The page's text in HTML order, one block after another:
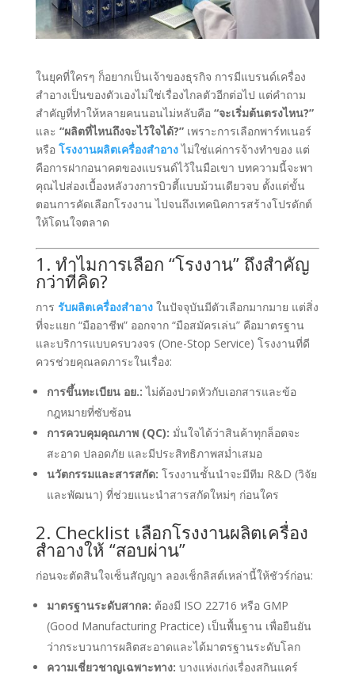
ในยุคที่ใครๆ ก็อยากเป็นเจ้าของธุรกิจ การมีแบรนด์เครื่อง
สำอางเป็นของตัวเองไม่ใช่เรื่องไกลตัวอีกต่อไป แต่คำถาม
สำคัญที่ทำให้หลายคนนอนไม่หลับคือ “จะเริ่มต้นตรงไหน?”
และ “ผลิตที่ไหนถึงจะไว้ใจได้?”เพราะการเลือกพาร์ทเนอร์
หรือ โรงงานผลิตเครื่องสำอางไม่ใช่แค่การจ้างทำของ แต่
คือการฝากอนาคตของแบรนด์ไว้ในมือเขา บทความนี้จะพา
คุณไปส่องเบื้องหลังวงการบิวตี้แบบม้วนเดียวจบ ตั้งแต่ขั้น
ตอนการคัดเลือกโรงงาน ไปจนถึงเทคนิคการสร้างโปรดักต์
ให้โดนใจตลาด
1. ทำไมการเลือก “โรงงาน” ถึงสำคัญ
กว่าที่คิด?
การ รับผลิตเครื่องสำอางในปัจจุบันมีตัวเลือกมากมาย แต่สิ่ง
ที่จะแยก “มืออาชีพ” ออกจาก “มือสมัครเล่น” คือมาตรฐาน
และบริการแบบครบวงจร (One-Stop Service) โรงงานที่ดี
ควรช่วยคุณลดภาระในเรื่อง:
การขึ้นทะเบียน อย.: ไม่ต้องปวดหัวกับเอกสารและข้อ
กฎหมายที่ซับซ้อน
การควบคุมคุณภาพ (QC): มั่นใจได้ว่าสินค้าทุกล็อตจะ
สะอาด ปลอดภัย และมีประสิทธิภาพสม่ำเสมอ
นวัตกรรมและสารสกัด: โรงงานชั้นนำจะมีทีม R&D (วิจัย
และพัฒนา) ที่ช่วยแนะนำสารสกัดใหม่ๆ ก่อนใคร
2. Checklist เลือกโรงงานผลิตเครื่อง
สำอางให้ “สอบผ่าน”
ก่อนจะตัดสินใจเซ็นสัญญา ลองเช็กลิสต์เหล่านี้ให้ชัวร์ก่อน:
มาตรฐานระดับสากล: ต้องมี ISO 22716 หรือ GMP
(Good Manufacturing Practice) เป็นพื้นฐาน เพื่อยืนยัน
ว่ากระบวนการผลิตสะอาดและได้มาตรฐานระดับโลก
ความเชี่ยวชาญเฉพาะทาง: บางแห่งเก่งเรื่องสกินแคร์